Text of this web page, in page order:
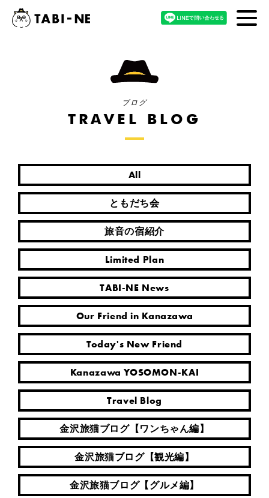
ブログ
TRAVEL BLOG
All
ともだち会
旅音の宿紹介
Limited Plan
TABI-NE News
Our Friend in Kanazawa
Today's New Friend
Kanazawa YOSOMON-KAI
Travel Blog
金沢旅猫ブログ【ワンちゃん編】
金沢旅猫ブログ【観光編】
金沢旅猫ブログ【グルメ編】